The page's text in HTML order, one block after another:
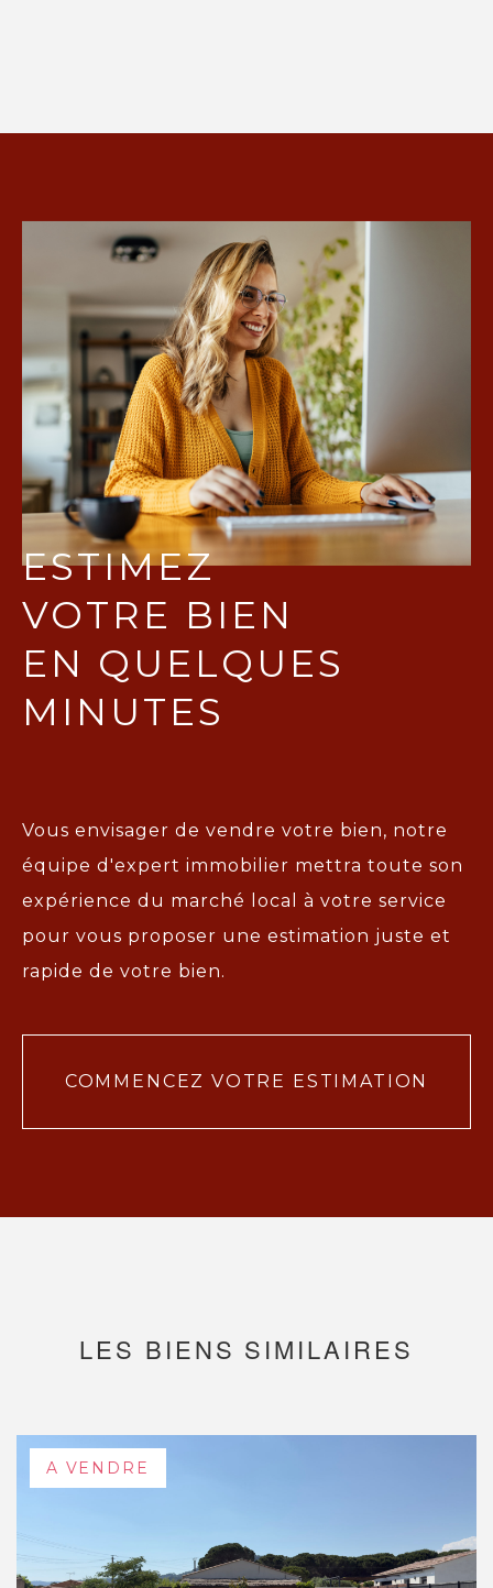
ESTIMEZ
VOTRE BIEN
EN QUELQUES
MINUTES
Vous envisager de vendre votre bien, notre
équipe d'expert immobilier mettra toute son
expérience du marché local à votre service
pour vous proposer une estimation juste et
rapide de votre bien.
COMMENCEZ VOTRE ESTIMATION
LES BIENS SIMILAIRES
A VENDRE